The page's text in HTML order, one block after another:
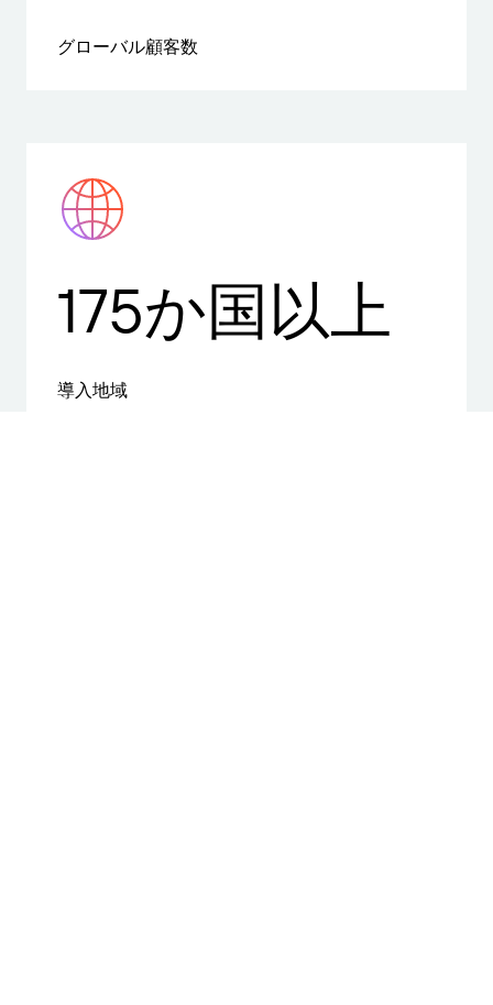
グローバル顧客数
175か国以上
導入地域